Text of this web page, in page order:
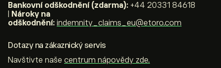
Bankovní odškodnění (zdarma): +44 20331 84618
Nároky na
odškodnění: indemnity_claims_eu@etoro.com
Dotazy na zákaznický servis
Navštivte naše centrum nápovědy zde.